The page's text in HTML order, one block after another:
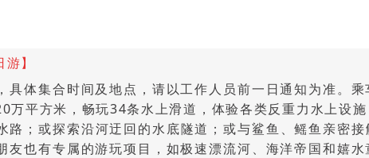
】
具体集合时间及地点，请以工作人员前一日通知为准。乘
万平方米，畅玩34条水上滑道，体验各类反重力水上设施
路；或探索沿河迂回的水底隧道；或与鲨鱼、鳐鱼亲密
友也有专属的游玩项目，如极速漂流河、海洋帝国和嬉水